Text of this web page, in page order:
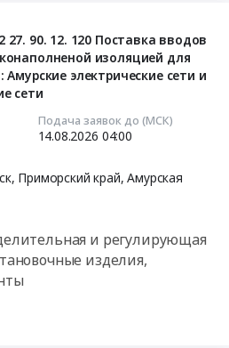
изделия,
Диэлектрики, прочие
материалы
и материалы
приборы и автоматика,
оборудование. Монтаж и
эскалаторов
Компьютеры,
офисной и вычислительной
Заправка картриджей
Оборудование для
оборудование и материалы,
90. 12. 120 Поставка вводов
изоляцией для
электрические сети и
сети
Подача заявок до (МСК)
14.08.2026 04:00
Приморский край,Амурская
и регулирующая
изделия,